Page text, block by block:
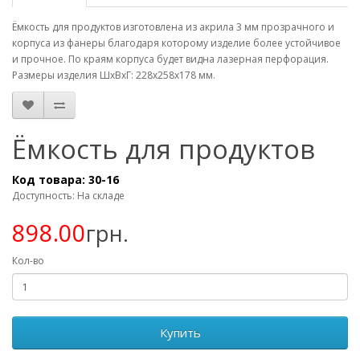
Ёмкость для продуктов изготовлена из акрила 3 мм прозрачного и
корпуса из фанеры благодаря которому изделие более устойчивое
и прочное. По краям корпуса будет видна лазерная перфорация.
Размеры изделия ШхВхГ: 228х258х178 мм.
Ёмкость для продуктов
Код товара: 30-16
Доступность: На складе
898.00грн.
Кол-во
Купить